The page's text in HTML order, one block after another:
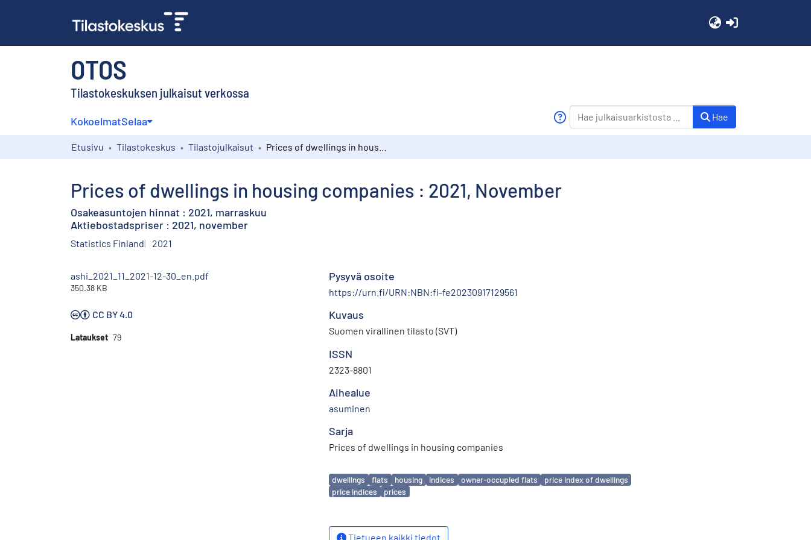
OTOS
Tilastokeskuksen julkaisut verkossa
KokoelmatSelaa Hae
Etusivu Tilastokeskus Tilastojulkaisut
Prices of dwellings in housing companies : 2021, November
Osakeasuntojen hinnat : 2021, marraskuu
Aktiebostadspriser : 2021, november
Statistics Finland 2021
ashi_2021_11_2021-12-30_en.pdf
350.38 KB
CC BY 4.0
Lataukset 79
Pysyvä osoite
https://urn.fi/URN:NBN:fi-fe20230917129561
Kuvaus
Suomen virallinen tilasto (SVT)
ISSN
2323-8801
Aihealue
asuminen
Sarja
Prices of dwellings in housing companies
Avainsanat
dwellings flats housing indices owner-occupied flats
price index of dwellings
price indices
prices
Tietueen kaikki tiedot